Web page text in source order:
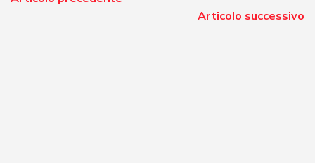
Articolo successivo